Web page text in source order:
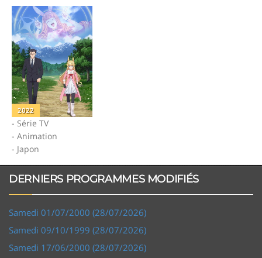
2022
- Série TV
- Animation
- Japon
DERNIERS PROGRAMMES MODIFIÉS
Samedi 01/07/2000 (28/07/2026)
Samedi 09/10/1999 (28/07/2026)
Samedi 17/06/2000 (28/07/2026)